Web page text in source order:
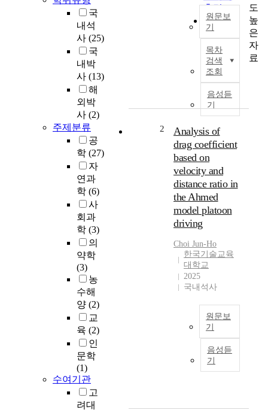
국
내석
사 (25)
국
내박
사 (13)
해
외박
사 (2)
주제분류
공
학 (27)
자
연과
학 (6)
사
회과
학 (3)
의
약학
(3)
농
수해
양 (2)
교
육 (2)
인
문학
(1)
수여기관
고
려대
출력
100개씩
출력
원문보
기
목차
검색
조회
음성듣
기
2
Analysis of
drag coefficient
based on
velocity and
distance ratio in
the Ahmed
model platoon
driving
Choi Jun-Ho
한국기술교육
대학교
2025
국내석사
원문보
기
음성듣
기
도
높
은
자
료